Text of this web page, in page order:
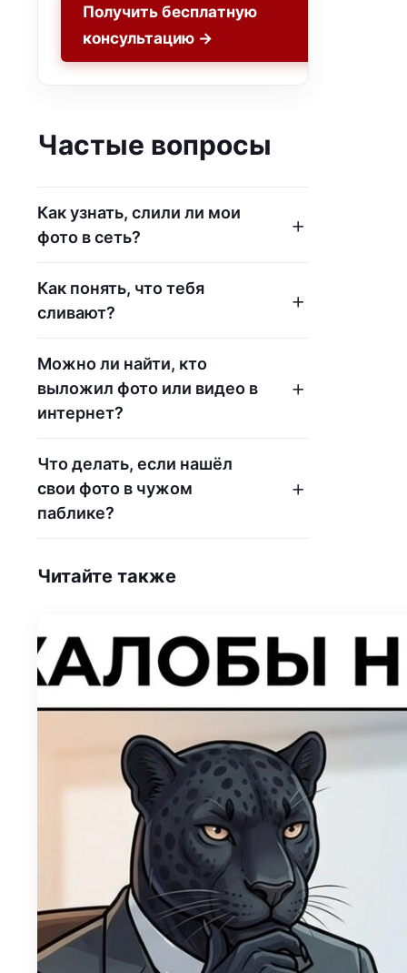
Получить бесплатную
консультацию →
Частые вопросы
Как узнать, слили ли мои
фото в сеть?
Как понять, что тебя
сливают?
Можно ли найти, кто
выложил фото или видео в
интернет?
Что делать, если нашёл
свои фото в чужом
паблике?
Читайте также